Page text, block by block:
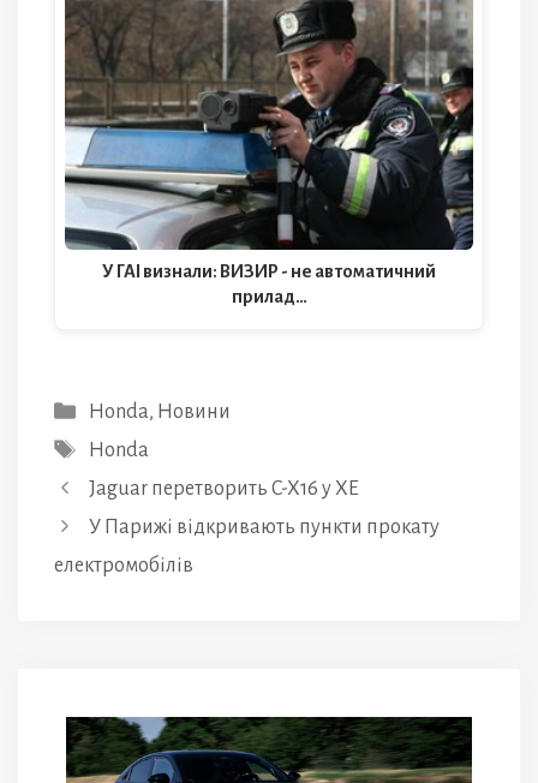
У ГАІ визнали: ВИЗИР - не автоматичний
прилад…
Категорії
Honda, Новини
Позначки
Honda
Jaguar перетворить C-X16 у XE
У Парижі відкривають пункти прокату
електромобілів